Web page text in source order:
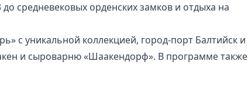
средневековых орденских замков и отдыха на
с уникальной коллекцией, город-порт Балтийск и
и сыроварню «Шаакендорф». В программе также